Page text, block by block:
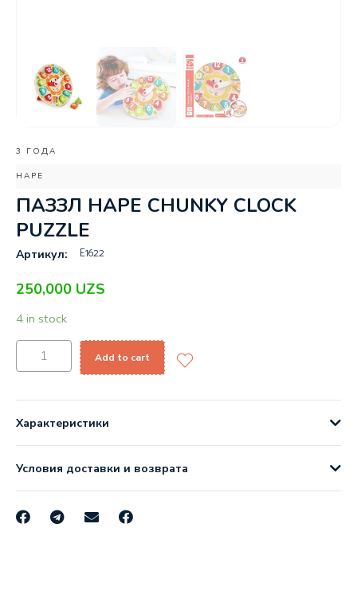
3 ГОДА
HAPE
ПАЗЗЛ HAPE CHUNKY CLOCK
PUZZLE
Артикул: E1622
250,000 UZS
4 in stock
Add to cart
Характеристики
Условия доставки и возврата